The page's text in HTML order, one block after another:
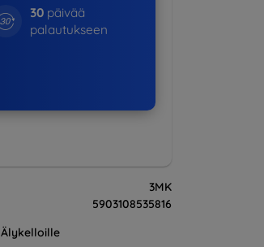
30päivää
palautukseen
3MK
5903108535816
Älykelloille